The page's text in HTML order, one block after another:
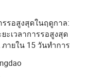
ละมีเวิร์กช็อปพิเศษ
เนอร์แบบรวดเร็ว
นเทนเนอร์แบบพับ
ได้ นอกจากนี้ยังมีการ
ละเวิร์กช็อปการ
ดยศูนย์วิจัยที่ตั้งแบบ
รรอสูงสุดในฤดูกาล:
ยะเวลาการรอสูงสุด
ายใน 15 วันทำการ